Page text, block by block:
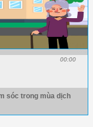
00:00
sóc trong mùa dịch